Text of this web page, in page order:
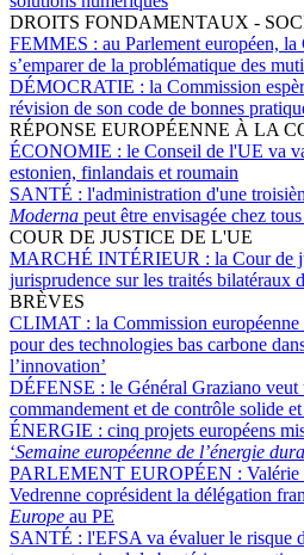
DROITS FONDAMENTAUX -
FEMMES : au Parlement européen,
s’emparer de la problématique des
DÉMOCRATIE : la Commission
révision de son code de bonnes
RÉPONSE EUROPÉENNE À LA
ÉCONOMIE : le Conseil de l'UE va
estonien, finlandais et roumain
SANTÉ : l'administration d'une
Moderna peut être envisagée chez
COUR DE JUSTICE DE L'UE
MARCHÉ INTÉRIEUR : la Cour de
jurisprudence sur les traités bilatéraux
BRÈVES
CLIMAT : la Commission
pour des technologies bas carbone
l’innovation’
DÉFENSE : le Général Graziano veut
commandement et de contrôle solide
ÉNERGIE : cinq projets européens
‘Semaine européenne de l’énergie
PARLEMENT EUROPÉEN : Valérie
Vedrenne coprésident la délégation
Europe au PE
SANTÉ : l'EFSA va évaluer le risque